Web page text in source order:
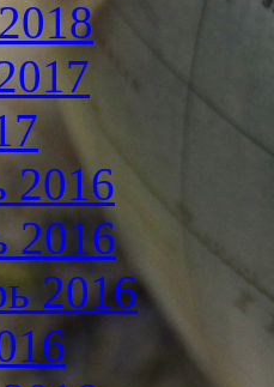
2016
2016
2016